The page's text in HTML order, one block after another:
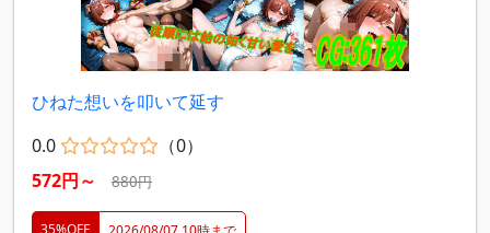
ひねた想いを叩いて延す
0.0
（0）
572円～
880円
35%OFF